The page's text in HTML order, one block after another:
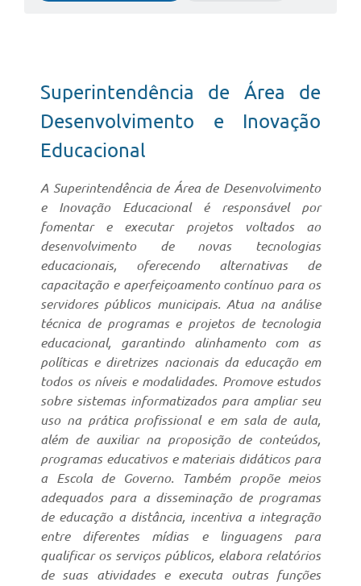
Superintendência de Área de
Desenvolvimento e Inovação
Educacional
A Superintendência de Área de Desenvolvimento
e Inovação Educacional é responsável por
fomentar e executar projetos voltados ao
desenvolvimento de novas tecnologias
educacionais, oferecendo alternativas de
capacitação e aperfeiçoamento contínuo para os
servidores públicos municipais. Atua na análise
técnica de programas e projetos de tecnologia
educacional, garantindo alinhamento com as
políticas e diretrizes nacionais da educação em
todos os níveis e modalidades. Promove estudos
sobre sistemas informatizados para ampliar seu
uso na prática profissional e em sala de aula,
além de auxiliar na proposição de conteúdos,
programas educativos e materiais didáticos para
a Escola de Governo. Também propõe meios
adequados para a disseminação de programas
de educação a distância, incentiva a integração
entre diferentes mídias e linguagens para
qualificar os serviços públicos, elabora relatórios
de suas atividades e executa outras funções